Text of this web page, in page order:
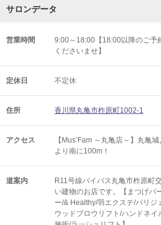
サロンデータ
営業時間
9:00～18:00【18:00以降のご予
くださいませ】
定休日 不定休
住所 香川県丸亀市柞原町1002-1
アクセス
【Mus’Fam ～丸亀店～】丸亀
より南に100m！
道案内
R11号線バイパス丸亀市柞原町
い建物のお店です。【まつげパ
ー/& Healthy/羽エクステ/パリジ
ウッドブロウリフト/ハンドネ